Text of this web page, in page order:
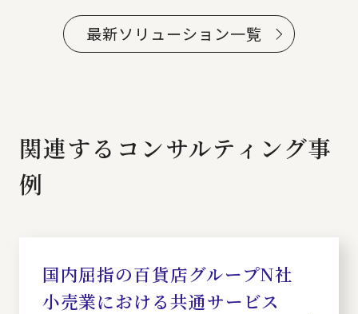
最新ソリューション一覧
関連するコンサルティング事
例
国内屈指の百貨店グループN社
小売業における共通サービス